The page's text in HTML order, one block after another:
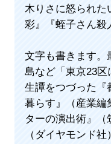
木りさに怒られた
彩』『蛭子さん殺
文字も書きます。
島など「東京23区
生譚をつづった
暮らす』（産業編
ターの演出術』（
（ダイヤモンド